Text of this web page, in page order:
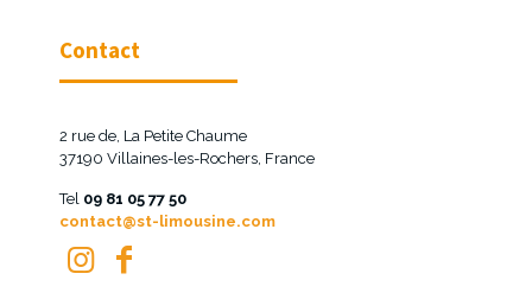
Contact
2 rue de, La Petite Chaume
37190 Villaines-les-Rochers, France
Tel 09 81 05 77 50
contact@st-limousine.com